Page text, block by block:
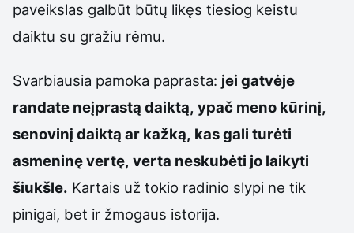
paveikslas galbūt būtų likęs tiesiog keistu
daiktu su gražiu rėmu.
Svarbiausia pamoka paprasta: jei gatvėje
randate neįprastą daiktą, ypač meno kūrinį,
senovinį daiktą ar kažką, kas gali turėti
asmeninę vertę, verta neskubėti jo laikyti
šiukšle. Kartais už tokio radinio slypi ne tik
pinigai, bet ir žmogaus istorija.